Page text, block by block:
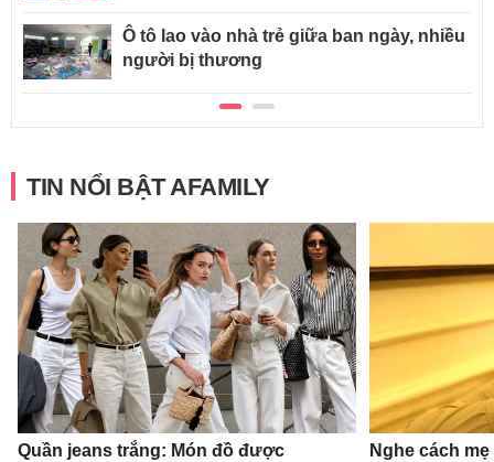
Ô tô lao vào nhà trẻ giữa ban ngày, nhiều
người bị thương
TIN NỔI BẬT AFAMILY
Quần jeans trắng: Món đồ được
Nghe cách